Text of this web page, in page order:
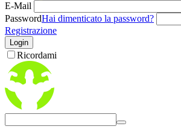
E-Mail
PasswordHai dimenticato la password?
Registrazione
Login
Ricordami